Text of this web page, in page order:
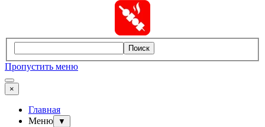
Поиск
Пропустить меню
×
Главная
Меню
▼